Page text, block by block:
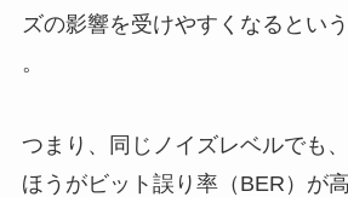
ズの影響を受けやすくなるとい
。
つまり、同じノイズレベルでも
ほうがビット誤り率（BER）が